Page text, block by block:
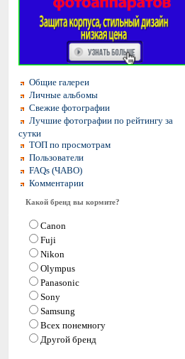
Общие галереи
Личные альбомы
Свежие фотографии
Лучшие фотографии по рейтингу за
сутки
ТОП по просмотрам
Пользователи
FAQs (ЧАВО)
Комментарии
Какой бренд вы кормите?
Canon
Fuji
Nikon
Olympus
Panasonic
Sony
Samsung
Всех понемногу
Другой бренд